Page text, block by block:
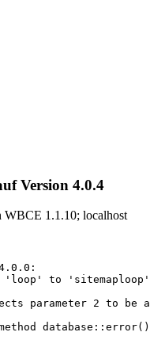
Version 4.0.4
WBCE 1.1.10; localhost
'loop' to
parameter 2 to